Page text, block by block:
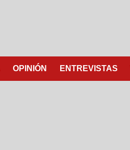
OPINIÓN ENTREVISTAS